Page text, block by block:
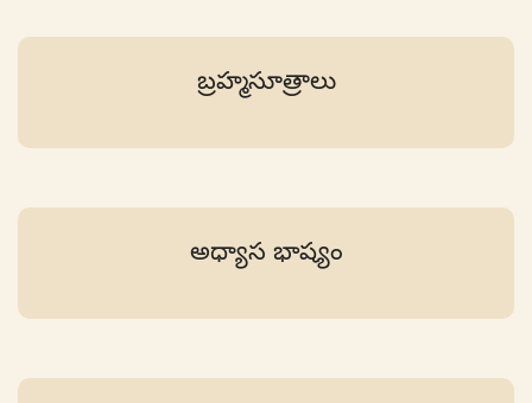
బ్రహ్మసూత్రాలు
అధ్యాస భాష్యం